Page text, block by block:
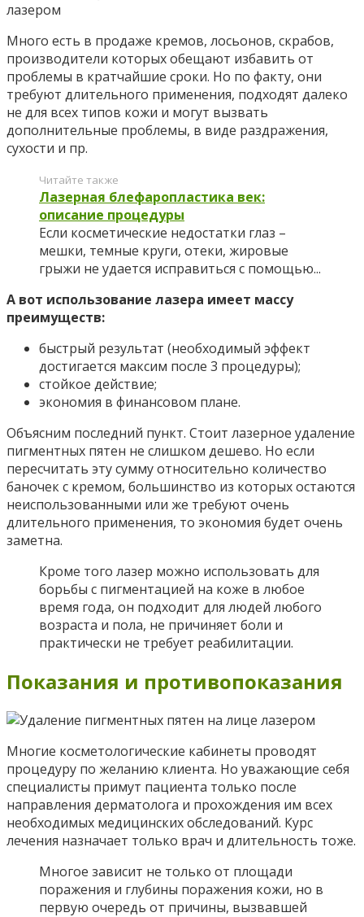
Много есть в продаже кремов, лосьонов, скрабов,
производители которых обещают избавить от
проблемы в кратчайшие сроки. Но по факту, они
требуют длительного применения, подходят далеко
не для всех типов кожи и могут вызвать
дополнительные проблемы, в виде раздражения,
сухости и пр.
Читайте также
Лазерная блефаропластика век:
описание процедуры
Если косметические недостатки глаз –
мешки, темные круги, отеки, жировые
грыжи не удается исправиться с помощью...
А вот использование лазера имеет массу
преимуществ:
быстрый результат (необходимый эффект
достигается максим после 3 процедуры);
стойкое действие;
экономия в финансовом плане.
Объясним последний пункт. Стоит лазерное удаление
пигментных пятен не слишком дешево. Но если
пересчитать эту сумму относительно количество
баночек с кремом, большинство из которых остаются
неиспользованными или же требуют очень
длительного применения, то экономия будет очень
заметна.
Кроме того лазер можно использовать для
борьбы с пигментацией на коже в любое
время года, он подходит для людей любого
возраста и пола, не причиняет боли и
практически не требует реабилитации.
Показания и противопоказания
Многие косметологические кабинеты проводят
процедуру по желанию клиента. Но уважающие себя
специалисты примут пациента только после
направления дерматолога и прохождения им всех
необходимых медицинских обследований. Курс
лечения назначает только врач и длительность тоже.
Многое зависит не только от площади
поражения и глубины поражения кожи, но в
первую очередь от причины, вызвавшей